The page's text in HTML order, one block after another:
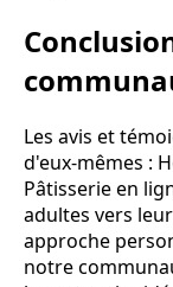
Les avis et
d'eux-mêmes :
Pâtisserie en
adultes vers
approche
notre